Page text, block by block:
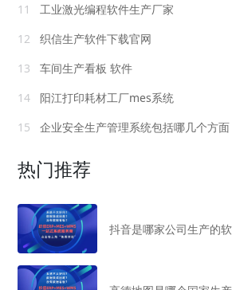
11
工业激光编程软件生产厂家
12
织信生产软件下载官网
13
车间生产看板 软件
14
阳江打印耗材工厂mes系统
15
企业安全生产管理系统包括哪几个方面
热门推荐
抖音是哪家公司生产的